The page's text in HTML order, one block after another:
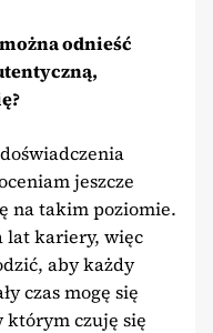
odnieść
jeszcze
na takim poziomie.
lat kariery, więc
aby każdy
czas mogę się
którym czuję się